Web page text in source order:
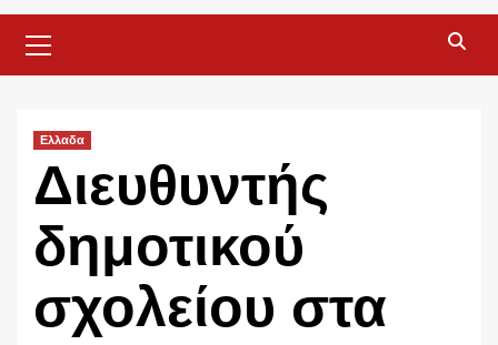
Menu
Ελλαδα
Διευθυντής
δημοτικού
σχολείου στα